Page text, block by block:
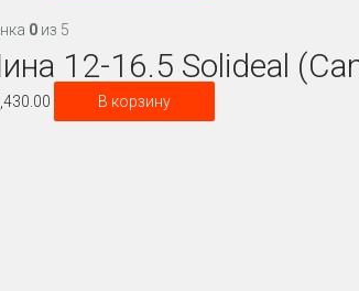
0из 5
12-16.5 Solideal
В корзину